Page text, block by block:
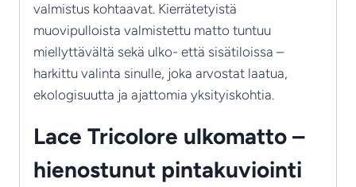
valmistus kohtaavat. Kierrätetyistä
muovipulloista valmistettu matto tuntuu
miellyttävältä sekä ulko- että sisätiloissa –
harkittu valinta sinulle, joka arvostat laatua,
ekologisuutta ja ajattomia yksityiskohtia.
Lace Tricolore ulkomatto –
hienostunut pintakuviointi